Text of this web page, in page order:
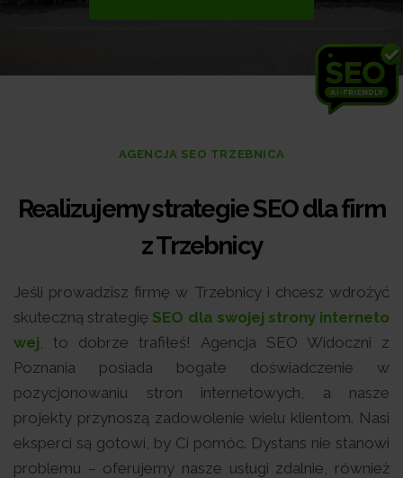
AGENCJA SEO TRZEBNICA
Realizujemy strategie SEO dla firm
z Trzebnicy
Jeśli prowadzisz firmę w Trzebnicy i chcesz wdrożyć
skuteczną strategię SEO dla swojej strony interneto
wej, to dobrze trafiłeś! Agencja SEO Widoczni z
Poznania posiada bogate doświadczenie w
pozycjonowaniu stron internetowych, a nasze
projekty przynoszą zadowolenie wielu klientom. Nasi
eksperci są gotowi, by Ci pomóc. Dystans nie stanowi
problemu – oferujemy nasze usługi zdalnie, również